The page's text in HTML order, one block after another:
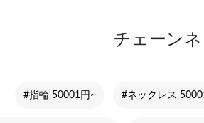
チェーン
#指輪 50001円~ #ネックレス